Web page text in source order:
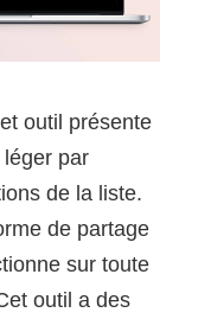
outil présente
léger par
de la liste.
de partage
sur toute
outil a des